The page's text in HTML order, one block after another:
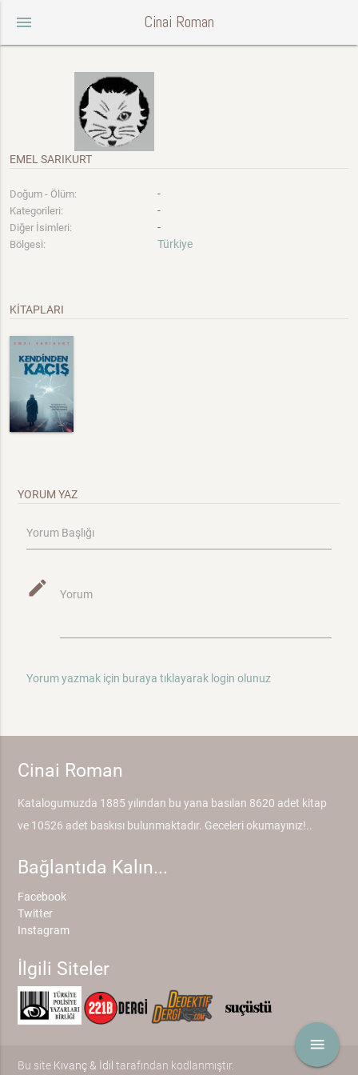
menu Cinai Roman
menu
EMEL SARIKURT
Doğum - Ölüm: -
Kategorileri: -
Diğer İsimleri: -
Bölgesi: Türkiye
KİTAPLARI
YORUM YAZ
Yorum Başlığı
mode_edit Yorum
Yorum yazmak için buraya tıklayarak login olunuz
Cinai Roman
Katalogumuzda 1885 yılından bu yana basılan 8620 adet kitap
ve 10526 adet baskısı bulunmaktadır. Geceleri okumayınız!..
Bağlantıda Kalın...
Facebook
Twitter
Instagram
İlgili Siteler
Bu site Kıvanç & İdil tarafından kodlanmıştır.